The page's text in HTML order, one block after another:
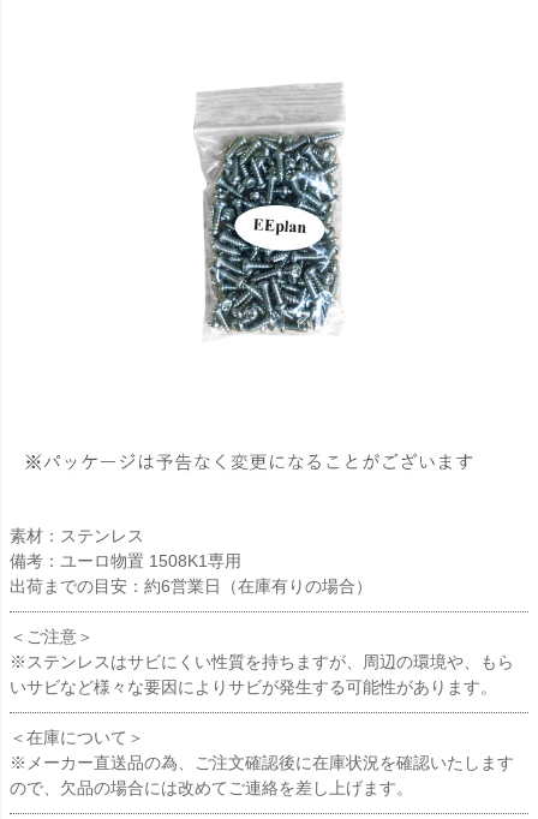
素材：ステンレス
備考：ユーロ物置 1508K1専用
出荷までの目安：約6営業日（在庫有りの場合）
＜ご注意＞
※ステンレスはサビにくい性質を持ちますが、周辺の環境や、もら
いサビなど様々な要因によりサビが発生する可能性があります。
＜在庫について＞
※メーカー直送品の為、ご注文確認後に在庫状況を確認いたします
ので、欠品の場合には改めてご連絡を差し上げます。